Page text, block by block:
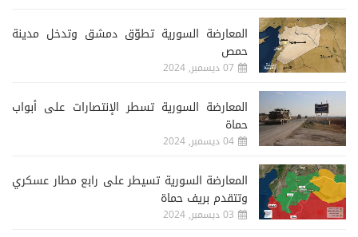
المعارضة السورية تطوّق دمشق وتدخل مدينة
حمص
07 ديسمبر, 2024
المعارضة السورية تسطر الإنتصارات على أبواب
حماة
04 ديسمبر, 2024
المعارضة السورية تسيطر على رابع مطار عسكري
وتتقدم بريف حماة
03 ديسمبر, 2024